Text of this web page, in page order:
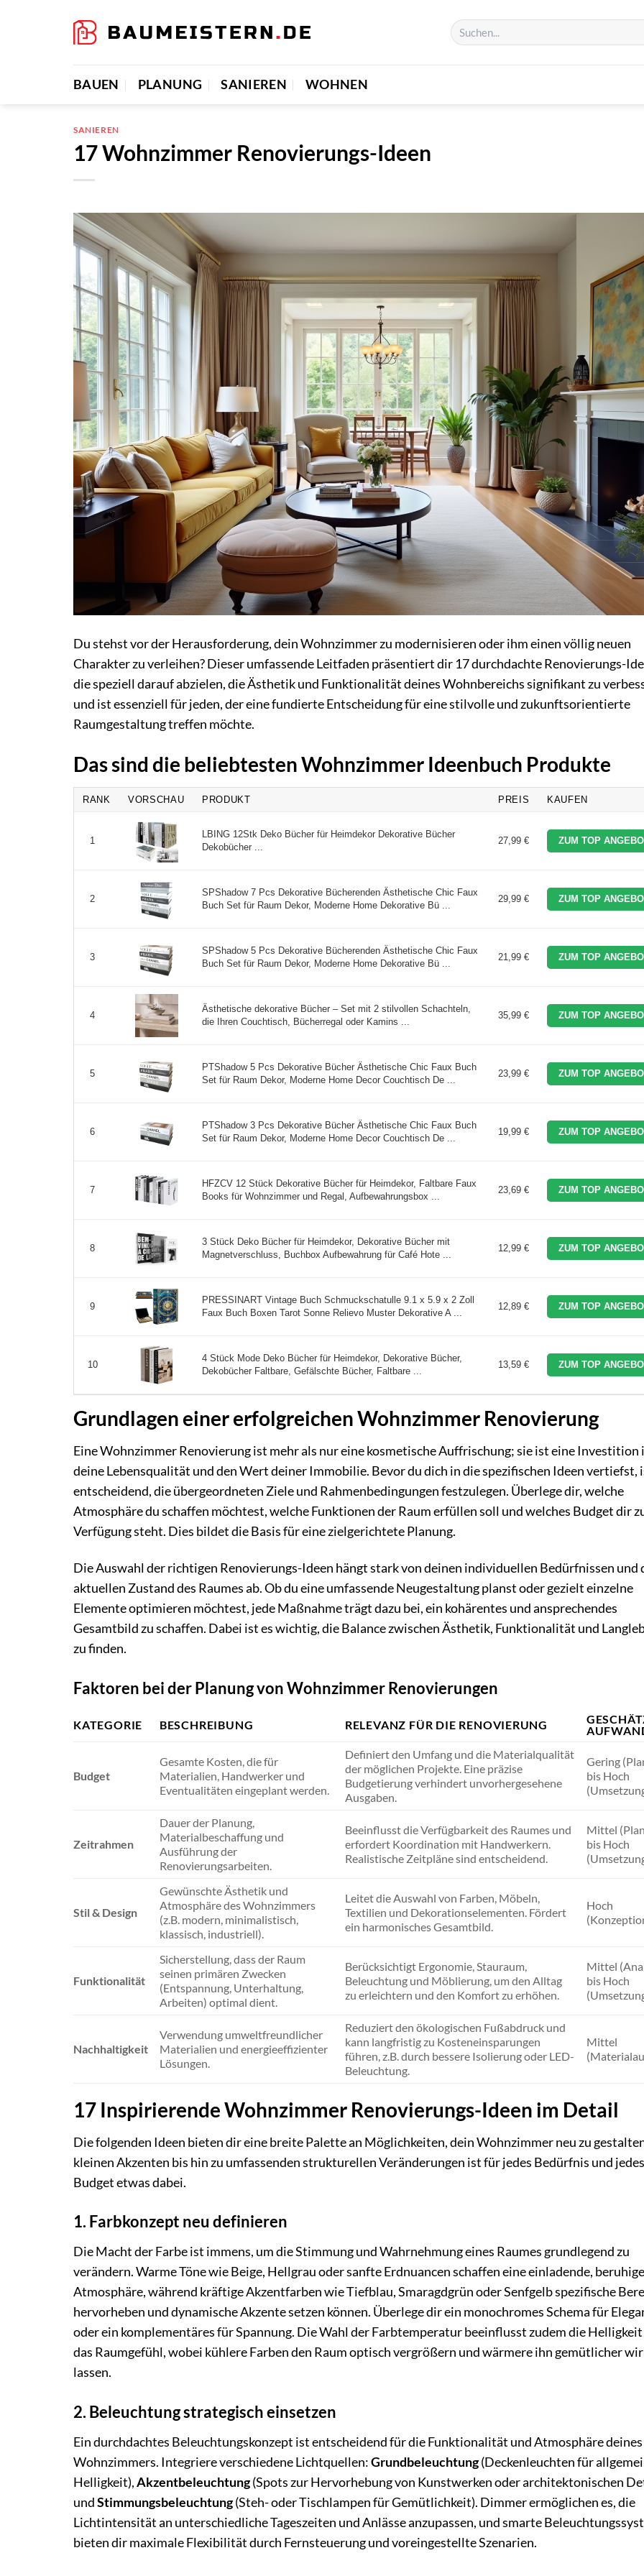
BAUEN PLANUNG SANIEREN WOHNEN
SANIEREN
17 Wohnzimmer Renovierungs-Ideen
Du stehst vor der Herausforderung, dein Wohnzimmer zu modernisieren oder ihm einen völlig neuen
Charakter zu verleihen? Dieser umfassende Leitfaden präsentiert dir 17 durchdachte Renovierungs-
die speziell darauf abzielen, die Ästhetik und Funktionalität deines Wohnbereichs signifikant zu
und ist essenziell für jeden, der eine fundierte Entscheidung für eine stilvolle und zukunftsorientierte
Raumgestaltung treffen möchte.
Das sind die beliebtesten Wohnzimmer Ideenbuch Produkte
RANK VORSCHAU PRODUKT PREIS KAUFEN
1
LBING 12Stk Deko Bücher für Heimdekor Dekorative Bücher
Dekobücher ...
27,99 € ZUM TOP
2
SPShadow 7 Pcs Dekorative Bücherenden Ästhetische Chic Faux
Buch Set für Raum Dekor, Moderne Home Dekorative Bü ...
29,99 € ZUM TOP
3
SPShadow 5 Pcs Dekorative Bücherenden Ästhetische Chic Faux
Buch Set für Raum Dekor, Moderne Home Dekorative Bü ...
21,99 € ZUM TOP
4
Ästhetische dekorative Bücher – Set mit 2 stilvollen Schachteln,
die Ihren Couchtisch, Bücherregal oder Kamins ...
35,99 € ZUM TOP
5
PTShadow 5 Pcs Dekorative Bücher Ästhetische Chic Faux Buch
Set für Raum Dekor, Moderne Home Decor Couchtisch De ...
23,99 € ZUM TOP
6
PTShadow 3 Pcs Dekorative Bücher Ästhetische Chic Faux Buch
Set für Raum Dekor, Moderne Home Decor Couchtisch De ...
19,99 € ZUM TOP
7
HFZCV 12 Stück Dekorative Bücher für Heimdekor, Faltbare Faux
Books für Wohnzimmer und Regal, Aufbewahrungsbox ...
23,69 € ZUM TOP
8
3 Stück Deko Bücher für Heimdekor, Dekorative Bücher mit
Magnetverschluss, Buchbox Aufbewahrung für Café Hote ...
12,99 € ZUM TOP
9
PRESSINART Vintage Buch Schmuckschatulle 9.1 x 5.9 x 2 Zoll
Faux Buch Boxen Tarot Sonne Relievo Muster Dekorative A ...
12,89 € ZUM TOP
10
4 Stück Mode Deko Bücher für Heimdekor, Dekorative Bücher,
Dekobücher Faltbare, Gefälschte Bücher, Faltbare ...
13,59 € ZUM TOP
Grundlagen einer erfolgreichen Wohnzimmer Renovierung
Eine Wohnzimmer Renovierung ist mehr als nur eine kosmetische Auffrischung; sie ist eine Investition
deine Lebensqualität und den Wert deiner Immobilie. Bevor du dich in die spezifischen Ideen vertiefst,
entscheidend, die übergeordneten Ziele und Rahmenbedingungen festzulegen. Überlege dir, welche
Atmosphäre du schaffen möchtest, welche Funktionen der Raum erfüllen soll und welches Budget dir
Verfügung steht. Dies bildet die Basis für eine zielgerichtete Planung.
Die Auswahl der richtigen Renovierungs-Ideen hängt stark von deinen individuellen Bedürfnissen und
aktuellen Zustand des Raumes ab. Ob du eine umfassende Neugestaltung planst oder gezielt einzelne
Elemente optimieren möchtest, jede Maßnahme trägt dazu bei, ein kohärentes und ansprechendes
Gesamtbild zu schaffen. Dabei ist es wichtig, die Balance zwischen Ästhetik, Funktionalität und
zu finden.
Faktoren bei der Planung von Wohnzimmer Renovierungen
KATEGORIE BESCHREIBUNG RELEVANZ FÜR DIE RENOVIERUNG
Budget
Gesamte Kosten, die für
Materialien, Handwerker und
Eventualitäten eingeplant werden.
Definiert den Umfang und die Materialqualität
der möglichen Projekte. Eine präzise
Budgetierung verhindert unvorhergesehene
Ausgaben.
Gering
bis Hoch
Zeitrahmen
Dauer der Planung,
Materialbeschaffung und
Ausführung der
Renovierungsarbeiten.
Beeinflusst die Verfügbarkeit des Raumes und
erfordert Koordination mit Handwerkern.
Realistische Zeitpläne sind entscheidend.
Mittel
bis Hoch
Stil & Design
Gewünschte Ästhetik und
Atmosphäre des Wohnzimmers
(z.B. modern, minimalistisch,
klassisch, industriell).
Leitet die Auswahl von Farben, Möbeln,
Textilien und Dekorationselementen. Fördert
ein harmonisches Gesamtbild.
Hoch
Funktionalität
Sicherstellung, dass der Raum
seinen primären Zwecken
(Entspannung, Unterhaltung,
Arbeiten) optimal dient.
Berücksichtigt Ergonomie, Stauraum,
Beleuchtung und Möblierung, um den Alltag
zu erleichtern und den Komfort zu erhöhen.
Mittel
bis Hoch
Nachhaltigkeit
Verwendung umweltfreundlicher
Materialien und energieeffizienter
Lösungen.
Reduziert den ökologischen Fußabdruck und
kann langfristig zu Kosteneinsparungen
führen, z.B. durch bessere Isolierung oder LED-
Beleuchtung.
Mittel
17 Inspirierende Wohnzimmer Renovierungs-Ideen im Detail
Die folgenden Ideen bieten dir eine breite Palette an Möglichkeiten, dein Wohnzimmer neu zu
kleinen Akzenten bis hin zu umfassenden strukturellen Veränderungen ist für jedes Bedürfnis und jedes
Budget etwas dabei.
1. Farbkonzept neu definieren
Die Macht der Farbe ist immens, um die Stimmung und Wahrnehmung eines Raumes grundlegend zu
verändern. Warme Töne wie Beige, Hellgrau oder sanfte Erdnuancen schaffen eine einladende,
Atmosphäre, während kräftige Akzentfarben wie Tiefblau, Smaragdgrün oder Senfgelb spezifische
hervorheben und dynamische Akzente setzen können. Überlege dir ein monochromes Schema für
oder ein komplementäres für Spannung. Die Wahl der Farbtemperatur beeinflusst zudem die
das Raumgefühl, wobei kühlere Farben den Raum optisch vergrößern und wärmere ihn gemütlicher
lassen.
2. Beleuchtung strategisch einsetzen
Ein durchdachtes Beleuchtungskonzept ist entscheidend für die Funktionalität und Atmosphäre deines
Wohnzimmers. Integriere verschiedene Lichtquellen:Grundbeleuchtung(Deckenleuchten für
Helligkeit),Akzentbeleuchtung(Spots zur Hervorhebung von Kunstwerken oder architektonischen
undStimmungsbeleuchtung(Steh- oder Tischlampen für Gemütlichkeit). Dimmer ermöglichen es, die
Lichtintensität an unterschiedliche Tageszeiten und Anlässe anzupassen, und smarte
bieten dir maximale Flexibilität durch Fernsteuerung und voreingestellte Szenarien.